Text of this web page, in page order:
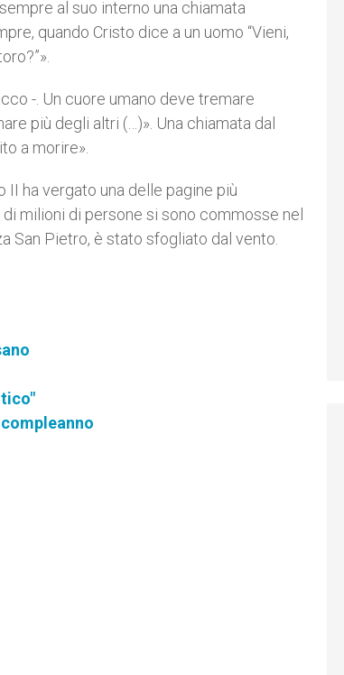
al suo interno una chiamata
quando Cristo dice a un uomo “Vieni,
-. Un cuore umano deve tremare
più degli altri (…)». Una chiamata dal
a morire».
II ha vergato una delle pagine più
milioni di persone si sono commosse nel
San Pietro, è stato sfogliato dal vento.